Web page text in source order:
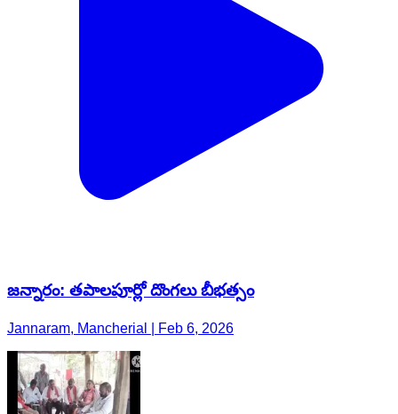
జన్నారం: తపాలపూర్లో దొంగలు బీభత్సం
Jannaram, Mancherial | Feb 6, 2026